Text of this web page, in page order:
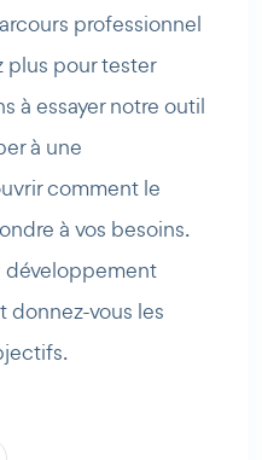
professionnel
plus pour tester
à essayer notre outil
à une
comment le
à vos besoins.
développement
donnez-vous les